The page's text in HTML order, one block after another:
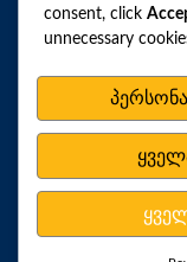
consent, click
unnecessary